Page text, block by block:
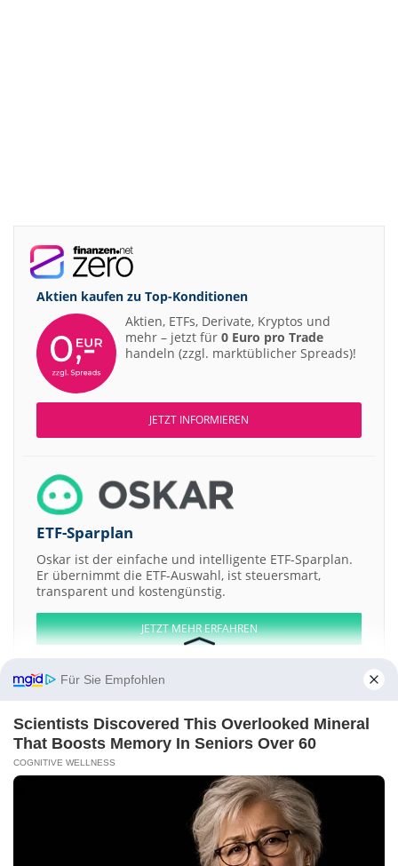
Aktien kaufen zu Top-Konditionen
Aktien, ETFs, Derivate, Kryptos und
mehr – jetzt für 0 Euro pro Trade
handeln (zzgl. marktüblicher Spreads)!
JETZT INFORMIEREN
ETF-Sparplan
Oskar ist der einfache und intelligente ETF-Sparplan.
Er übernimmt die ETF-Auswahl, ist steuersmart,
transparent und kostengünstig.
JETZT MEHR ERFAHREN
Aktien ATX DAX EuroStoxx 50 Dow Jones NASDAQ 100 Nikkei 225
S&P 500
Weitere Aktien:
TPP-Bobov Dol AD Registered Shs AuKing Mining
CANNABOTECH
Werbung-Barrierefreiheit
Für Sie Empfohlen
Scientists Discovered This Overlooked Mineral
That Boosts Memory In Seniors Over 60
COGNITIVE WELLNESS